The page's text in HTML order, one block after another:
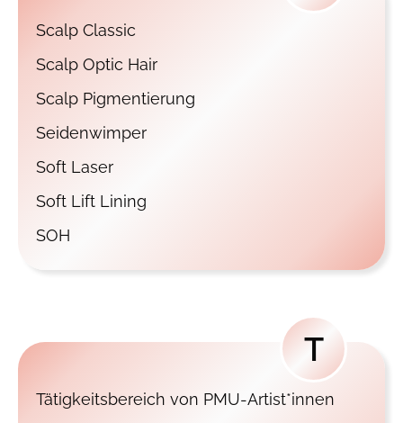
Scalp Classic
Scalp Optic Hair
Scalp Pigmentierung
Seidenwimper
Soft Laser
Soft Lift Lining
SOH
T
Tätigkeitsbereich von PMU-Artist*innen